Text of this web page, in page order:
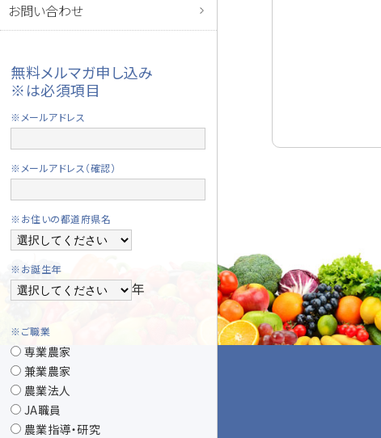
お問い合わせ
無料メルマガ申し込み
※は必須項目
※メールアドレス
※メールアドレス（確認）
※お住いの都道府県名
※お誕生年
年
※ご職業
専業農家
兼業農家
農業法人
JA職員
農業指導・研究